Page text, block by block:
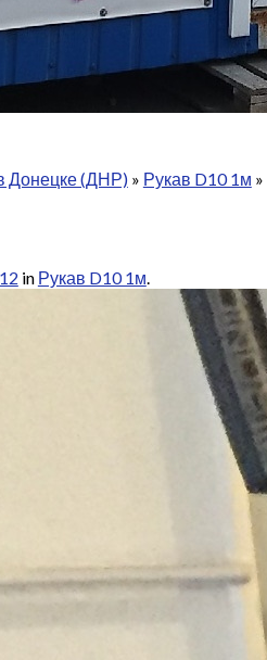
Донецке (ДНР)» Рукав D10 1м »
in Рукав D10 1м.